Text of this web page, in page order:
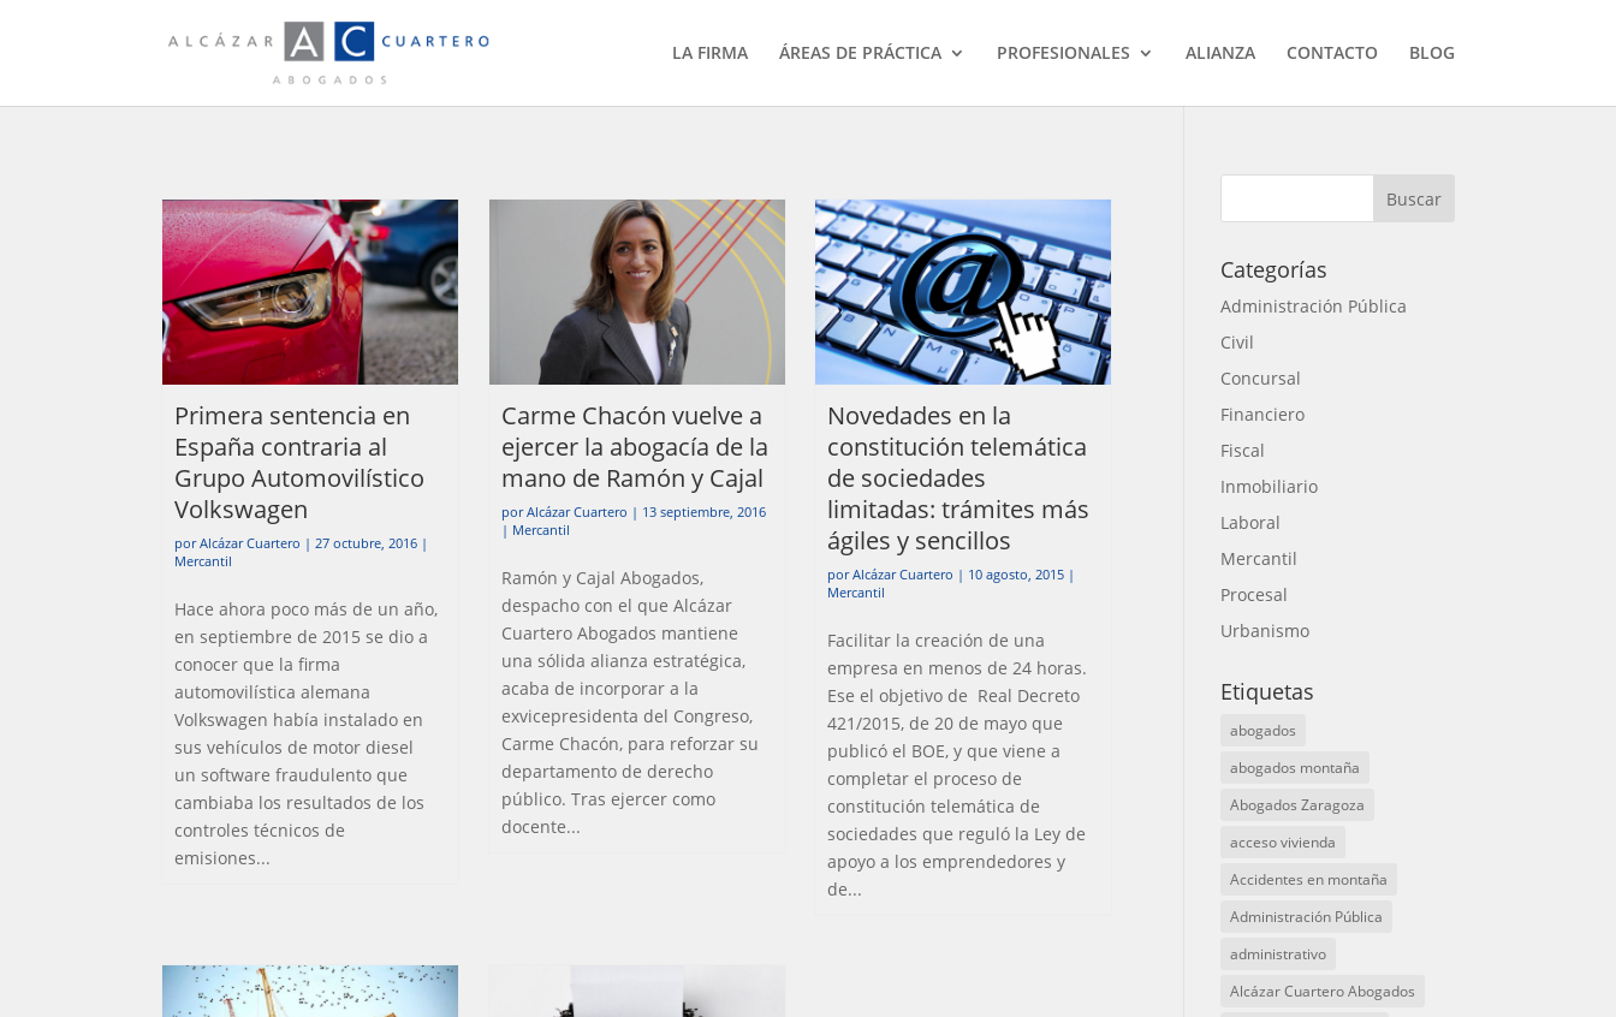
LA FIRMA ÁREAS DE PRÁCTICA PROFESIONALES ALIANZA CONTACTO BLOG
Primera sentencia en
España contraria al
Grupo Automovilístico
Volkswagen
porAlcázar Cuartero | 27 octubre, 2016 |
Mercantil
Hace ahora poco más de un año,
en septiembre de 2015 se dio a
conocer que la firma
automovilística alemana
Volkswagen había instalado en
sus vehículos de motor diesel
un software fraudulento que
cambiaba los resultados de los
controles técnicos de
emisiones...
Carme Chacón vuelve a
ejercer la abogacía de la
mano de Ramón y Cajal
porAlcázar Cuartero | 13 septiembre, 2016
| Mercantil
Ramón y Cajal Abogados,
despacho con el que Alcázar
Cuartero Abogados mantiene
una sólida alianza estratégica,
acaba de incorporar a la
exvicepresidenta del Congreso,
Carme Chacón, para reforzar su
departamento de derecho
público. Tras ejercer como
docente...
Novedades en la
constitución telemática
de sociedades
limitadas: trámites más
ágiles y sencillos
porAlcázar Cuartero | 10 agosto, 2015 |
Mercantil
Facilitar la creación de una
empresa en menos de 24 horas.
Ese el objetivo de Real Decreto
421/2015, de 20 de mayo que
publicó el BOE, y que viene a
completar el proceso de
constitución telemática de
sociedades que reguló la Ley de
apoyo a los emprendedores y
de...
Categorías
Administración Pública
Civil
Concursal
Financiero
Fiscal
Inmobiliario
Laboral
Mercantil
Procesal
Urbanismo
Etiquetas
abogados
abogados montaña
Abogados Zaragoza
acceso vivienda
Accidentes en montaña
Administración Pública
administrativo
Alcázar Cuartero Abogados